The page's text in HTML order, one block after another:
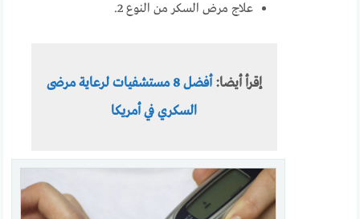
علاج مرض السكر من النوع 2.
إقرأ أيضا:
أفضل 8 مستشفيات لرعاية مرضى
السكري في أمريكا